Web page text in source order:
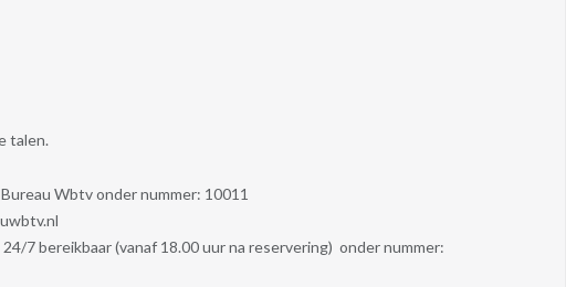
talen.
Wbtv onder nummer: 10011
7 bereikbaar (vanaf 18.00 uur na reservering) onder nummer: